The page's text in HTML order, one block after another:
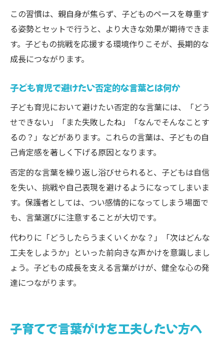
この習慣は、親自身が焦らず、子どものペースを尊重す
る姿勢とセットで行うと、より大きな効果が期待できま
す。子どもの挑戦を応援する環境作りこそが、長期的な
成長につながります。
子ども育児で避けたい否定的な言葉とは何か
子ども育児において避けたい否定的な言葉には、「どう
せできない」「また失敗したね」「なんでそんなことす
るの？」などがあります。これらの言葉は、子どもの自
己肯定感を著しく下げる原因となります。
否定的な言葉を繰り返し浴びせられると、子どもは自信
を失い、挑戦や自己表現を避けるようになってしまいま
す。保護者としては、つい感情的になってしまう場面で
も、言葉選びに注意することが大切です。
代わりに「どうしたらうまくいくかな？」「次はどんな
工夫をしようか」といった前向きな声かけを意識しまし
ょう。子どもの成長を支える言葉がけが、健全な心の発
達につながります。
子育てで言葉がけを工夫したい方へ